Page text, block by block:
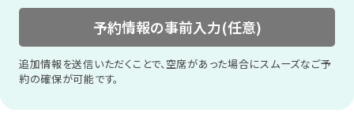
予約情報の事前入力(任意)
追加情報を送信いただくことで、空席があった場合にスムーズなご予
約の確保が可能です。